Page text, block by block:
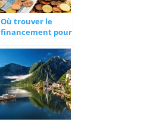
Où trouver le
financement pour